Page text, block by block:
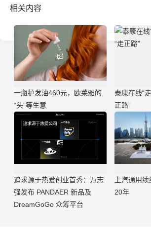
相关内容
一瓶护发油460元，欧莱雅的
“头”等生意
泰康在线“
正路”
追求源于热爱创业首秀：万志
强发布 PANDAER 新品及
DreamGoGo 众筹平台
上汽通用
20年